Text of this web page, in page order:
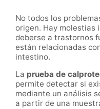
No todos los
origen. Hay molestias
deberse a trastornos
están relacionadas
intestino.
La prueba de
permite detectar si
mediante un análisis
a partir de una